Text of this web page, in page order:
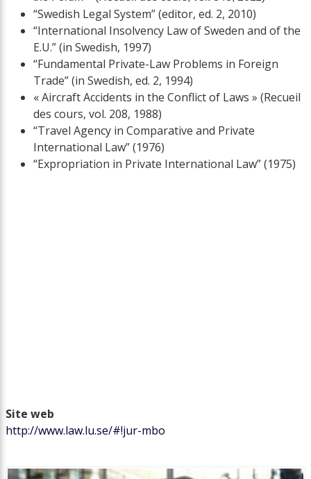
“Swedish Legal System” (editor, ed. 2, 2010)
“International Insolvency Law of Sweden and of the
E.U.” (in Swedish, 1997)
“Fundamental Private-Law Problems in Foreign
Trade” (in Swedish, ed. 2, 1994)
« Aircraft Accidents in the Conflict of Laws » (Recueil
des cours, vol. 208, 1988)
“Travel Agency in Comparative and Private
International Law” (1976)
“Expropriation in Private International Law” (1975)
Site web
http://www.law.lu.se/#!jur-mbo